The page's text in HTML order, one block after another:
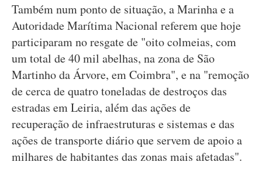
Também num ponto de situação, a Marinha e a
Autoridade Marítima Nacional referem que hoje
participaram no resgate de "oito colmeias, com
um total de 40 mil abelhas, na zona de São
Martinho da Árvore, em Coimbra", e na "remoção
de cerca de quatro toneladas de destroços das
estradas em Leiria, além das ações de
recuperação de infraestruturas e sistemas e das
ações de transporte diário que servem de apoio a
milhares de habitantes das zonas mais afetadas".